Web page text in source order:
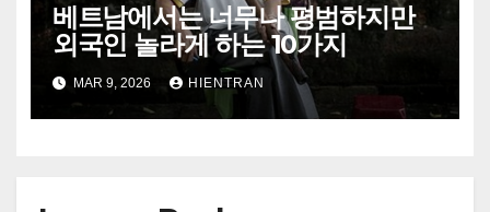
베트남에서는 너무나 평범하지만
외국인 놀라게 하는 10가지
MAR 9, 2026 HIENTRAN